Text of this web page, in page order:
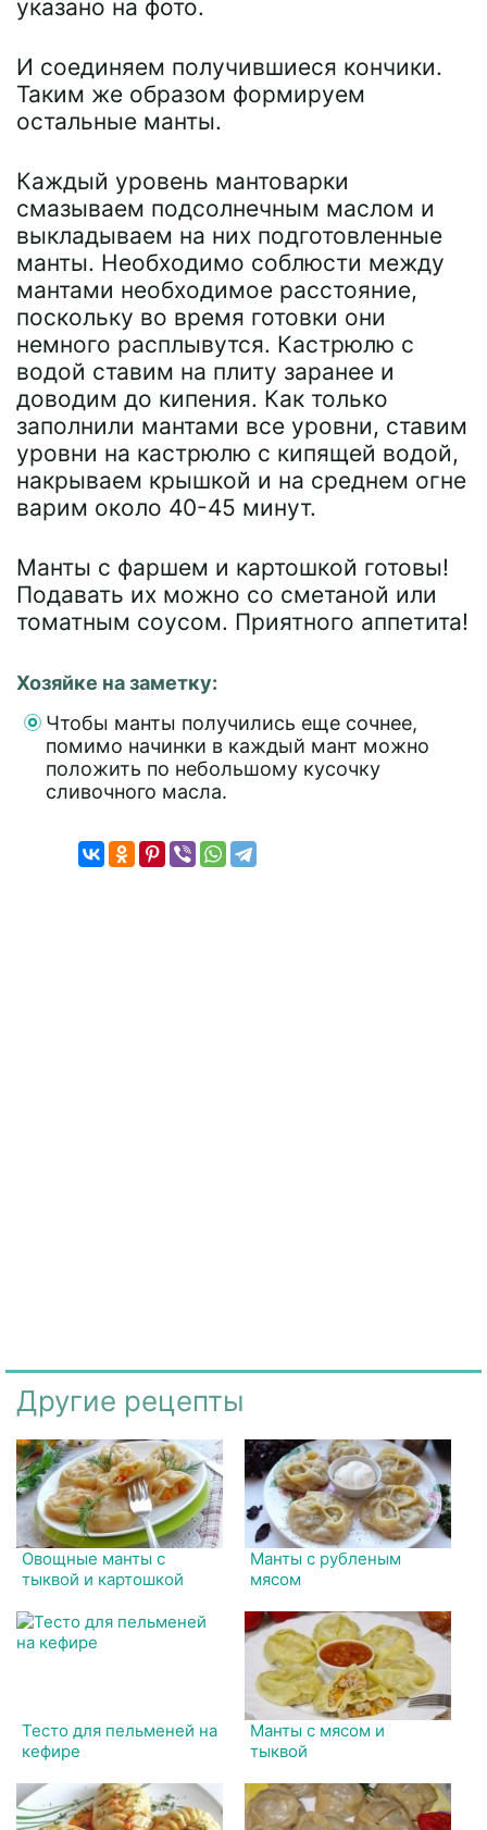
указано на фото.
И соединяем получившиеся кончики.
Таким же образом формируем
остальные манты.
Каждый уровень мантоварки
смазываем подсолнечным маслом и
выкладываем на них подготовленные
манты. Необходимо соблюсти между
мантами необходимое расстояние,
поскольку во время готовки они
немного расплывутся. Кастрюлю с
водой ставим на плиту заранее и
доводим до кипения. Как только
заполнили мантами все уровни, ставим
уровни на кастрюлю с кипящей водой,
накрываем крышкой и на среднем огне
варим около 40-45 минут.
Манты с фаршем и картошкой готовы!
Подавать их можно со сметаной или
томатным соусом. Приятного аппетита!
Хозяйке на заметку:
Чтобы манты получились еще сочнее,
помимо начинки в каждый мант можно
положить по небольшому кусочку
сливочного масла.
Другие рецепты
Овощные манты с
тыквой и картошкой
Манты с рубленым
мясом
Тесто для пельменей на
кефире
Манты с мясом и
тыквой